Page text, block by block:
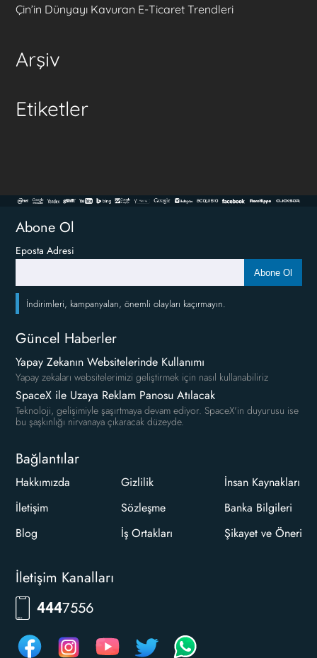
Çin’in Dünyayı Kavuran E-Ticaret Trendleri
Arşiv
Etiketler
Abone Ol
Eposta Adresi
Abone Ol
İndirimleri, kampanyaları, önemli olayları kaçırmayın.
Güncel Haberler
Yapay Zekanın Websitelerinde Kullanımı
Yapay zekaları websitelerimizi geliştirmek için nasıl kullanabiliriz
SpaceX ile Uzaya Reklam Panosu Atılacak
Teknoloji, gelişimiyle şaşırtmaya devam ediyor. SpaceX'in duyurusu ise
bu şaşkınlığı nirvanaya çıkaracak düzeyde.
Bağlantılar
Hakkımızda
İletişim
Blog
Gizlilik
Sözleşme
İş Ortakları
İnsan Kaynakları
Banka Bilgileri
Şikayet ve Öneri
İletişim Kanalları
4447556